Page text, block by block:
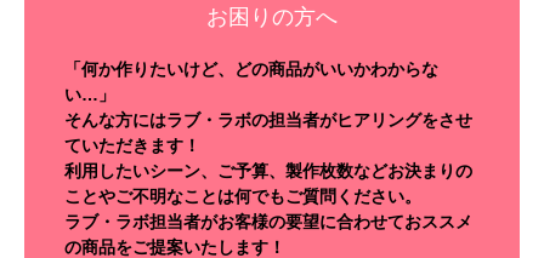
お困りの方へ
「何か作りたいけど、どの商品がいいかわからな
い…」
そんな方にはラブ・ラボの担当者がヒアリングをさせ
ていただきます！
利用したいシーン、ご予算、製作枚数などお決まりの
ことやご不明なことは何でもご質問ください。
ラブ・ラボ担当者がお客様の要望に合わせておススメ
の商品をご提案いたします！